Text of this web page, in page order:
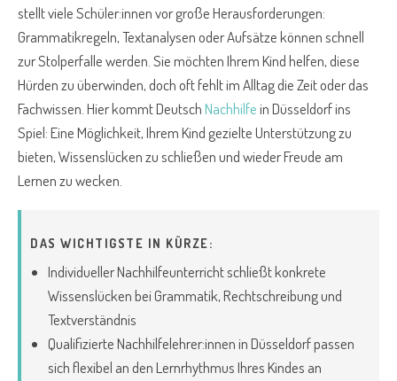
stellt viele Schüler:innen vor große Herausforderungen:
Grammatikregeln, Textanalysen oder Aufsätze können schnell
zur Stolperfalle werden. Sie möchten Ihrem Kind helfen, diese
Hürden zu überwinden, doch oft fehlt im Alltag die Zeit oder das
Fachwissen. Hier kommt DeutschNachhilfein Düsseldorf ins
Spiel: Eine Möglichkeit, Ihrem Kind gezielte Unterstützung zu
bieten, Wissenslücken zu schließen und wieder Freude am
Lernen zu wecken.
DAS WICHTIGSTE IN KÜRZE:
Individueller Nachhilfeunterricht schließt konkrete
Wissenslücken bei Grammatik, Rechtschreibung und
Textverständnis
Qualifizierte Nachhilfelehrer:innen in Düsseldorf passen
sich flexibel an den Lernrhythmus Ihres Kindes an